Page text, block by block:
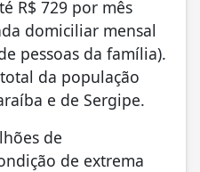
R$ 729 por mês
domiciliar mensal
pessoas da família).
da população
e de Sergipe.
de
de extrema